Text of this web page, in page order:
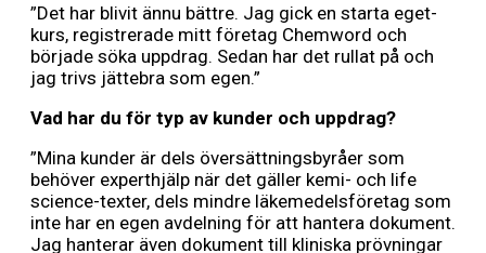
”Det har blivit ännu bättre. Jag gick en starta eget-
kurs, registrerade mitt företag Chemword och
började söka uppdrag. Sedan har det rullat på och
jag trivs jättebra som egen.”
Vad har du för typ av kunder och uppdrag?
”Mina kunder är dels översättningsbyråer som
behöver experthjälp när det gäller kemi- och life
science-texter, dels mindre läkemedelsföretag som
inte har en egen avdelning för att hantera dokument.
Jag hanterar även dokument till kliniska prövningar